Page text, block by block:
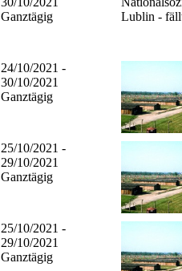
Ganztägig
24/10/2021 -
30/10/2021
Ganztägig
25/10/2021 -
29/10/2021
Ganztägig
25/10/2021 -
29/10/2021
Ganztägig